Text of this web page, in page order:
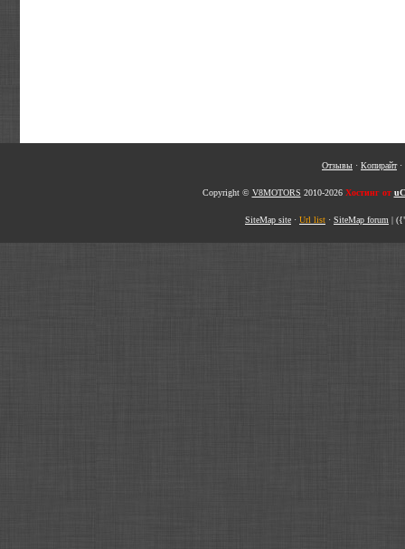
Отзывы · Копирайт·
Copyright © V8MOTORS 2010-2026 Хостинг от
SiteMap site · Url list · SiteMap forum |